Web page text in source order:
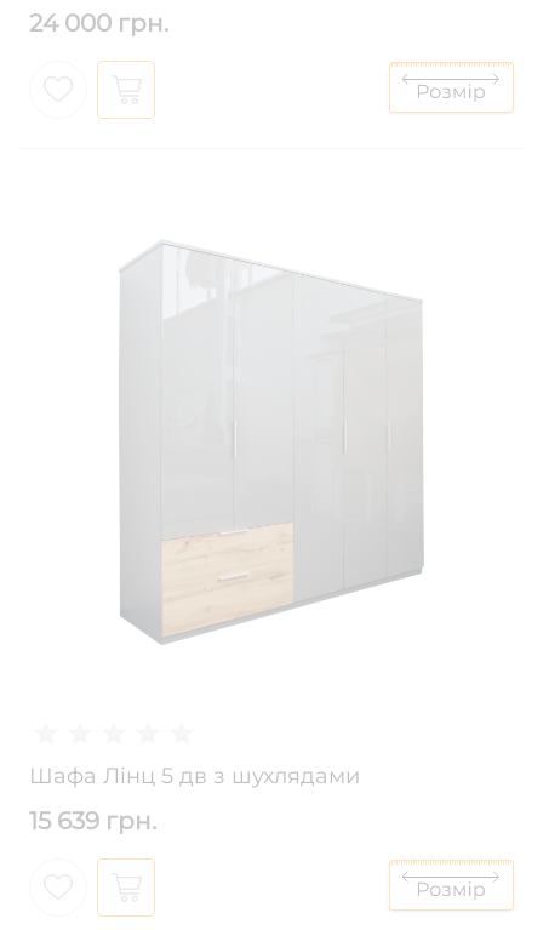
24 000 грн.
Шафа Лінц 5 дв з шухлядами
15 639 грн.